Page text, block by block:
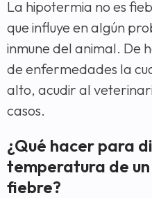
La hipotermia no es
que influye en algún
inmune del animal. De
de enfermedades la
alto, acudir al
casos.
¿Qué hacer para
temperatura de
fiebre?